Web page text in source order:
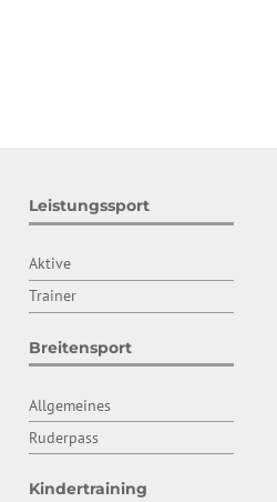
Leistungssport
Aktive
Trainer
Breitensport
Allgemeines
Ruderpass
Kindertraining